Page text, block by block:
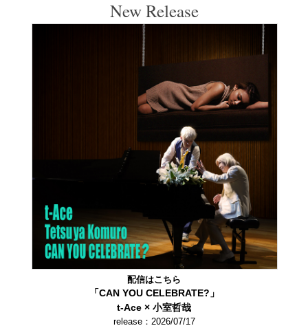
New Release
配信はこちら
「CAN YOU CELEBRATE?」
t-Ace × 小室哲哉
release：2026/07/17